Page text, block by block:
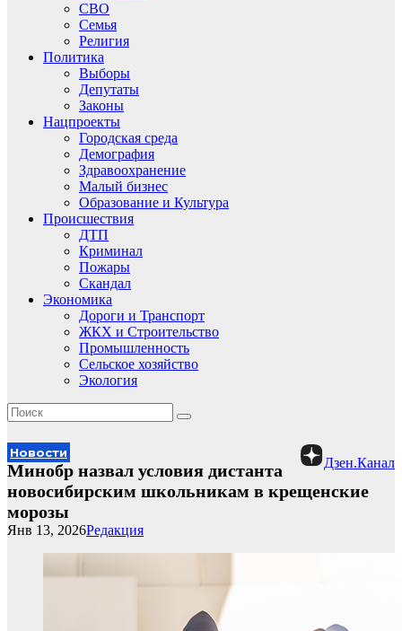
СВО
Семья
Религия
Политика
Выборы
Депутаты
Законы
Нацпроекты
Городская среда
Демография
Здравоохранение
Малый бизнес
Образование и Культура
Происшествия
ДТП
Криминал
Пожары
Скандал
Экономика
Дороги и Транспорт
ЖКХ и Строительство
Промышленность
Сельское хозяйство
Экология
Новости
Дзен.Канал
Минобр назвал условия дистанта
новосибирским школьникам в крещенские
морозы
Редакция
Янв 13, 2026